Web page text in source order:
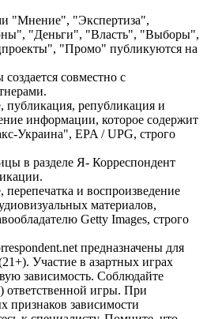
"Мнение", "Экспертиза",
"Деньги", "Власть", "Выборы",
"Промо" публикуются на
совместно с
публикация, републикация и
информации, которое содержит
Украина", EPA / UPG, строго
в разделе Я- Корреспондент
и воспроизведение
материалов,
Getty Images, строго
предназначены для
Участие в азартных играх
зависимость. Соблюдайте
игры. При
признаков зависимости